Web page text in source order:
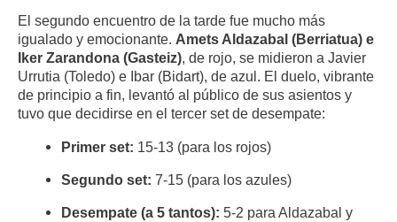
El segundo encuentro de la tarde fue mucho más
igualado y emocionante. Amets Aldazabal (Berriatua) e
Iker Zarandona (Gasteiz), de rojo, se midieron a Javier
Urrutia (Toledo) e Ibar (Bidart), de azul. El duelo, vibrante
de principio a fin, levantó al público de sus asientos y
tuvo que decidirse en el tercer set de desempate:
Primer set: 15-13 (para los rojos)
Segundo set: 7-15 (para los azules)
Desempate (a 5 tantos): 5-2 para Aldazabal y